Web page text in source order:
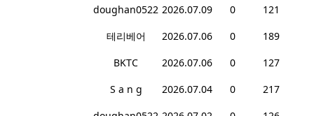
doughan0522 2026.07.09 0
121
테리베어
2026.07.06 0
189
BKTC
2026.07.06 0
127
S a n g
2026.07.04 0
217